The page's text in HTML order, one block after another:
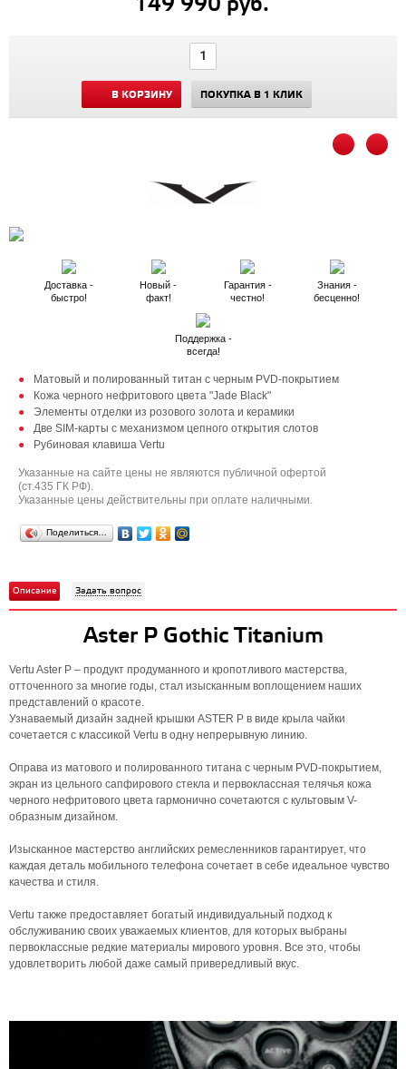
В КОРЗИНУ ПОКУПКА В 1 КЛИК
Доставка -
быстро!
Новый -
факт!
Гарантия -
честно!
Знания -
бесценно!
Поддержка -
всегда!
Матовый и полированный титан c черным PVD-покрытием
Кожа черного нефритового цвета "Jade Black"
Элементы отделки из розового золота и керамики
Две SIM-карты с механизмом цепного открытия слотов
Рубиновая клавиша Vertu
Указанные на сайте цены не являются публичной офертой
(ст.435 ГК РФ).
Указанные цены действительны при оплате наличными.
Поделиться…
Описание Задать вопрос
Aster P Gothic Titanium
Vertu Aster P – продукт продуманного и кропотливого мастерства,
отточенного за многие годы, стал изысканным воплощением наших
представлений о красоте.
Узнаваемый дизайн задней крышки ASTER P в виде крыла чайки
сочетается с классикой Vertu в одну непрерывную линию.
Оправа из матового и полированного титана c черным PVD-покрытием,
экран из цельного сапфирового стекла и первоклассная телячья кожа
черного нефритового цвета гармонично сочетаются с культовым V-
образным дизайном.
Изысканное мастерство английских ремесленников гарантирует, что
каждая деталь мобильного телефона сочетает в себе идеальное чувство
качества и стиля.
Vertu также предоставляет богатый индивидуальный подход к
обслуживанию своих уважаемых клиентов, для которых выбраны
первоклассные редкие материалы мирового уровня. Все это, чтобы
удовлетворить любой даже самый привередливый вкус.